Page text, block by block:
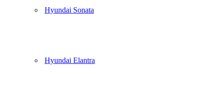
Hyundai Sonata
Hyundai Elantra